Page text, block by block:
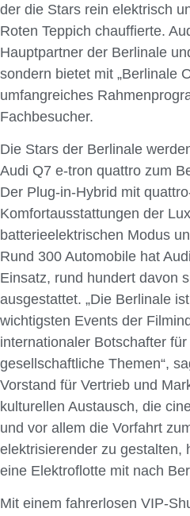
der die Stars rein elektrisch
Roten Teppich chauffierte.
Hauptpartner der Berlinale
sondern bietet mit „Berlinale
umfangreiches
Fachbesucher.
Die Stars der Berlinale
Audi Q7 e-tron quattro zum
Der Plug-in-Hybrid mit
Komfortausstattungen der
batterieelektrischen Modus
Rund 300 Automobile hat
Einsatz, rund hundert davon
ausgestattet. „Die Berlinale
wichtigsten Events der
internationaler Botschafter
gesellschaftliche Themen“,
Vorstand für Vertrieb und
kulturellen Austausch, die
und vor allem die Vorfahrt
elektrisieren­der zu gestalten,
eine Elektroflotte mit nach
Mit einem fahrerlosen VIP-